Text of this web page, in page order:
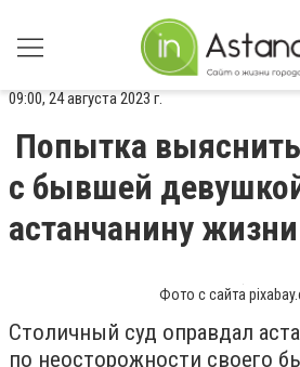
09:00, 24 августа 2023 г.
Попытка
с бывшей
астанчанину жизни
Фото с сайта
Столичный суд оправдал
по неосторожности своего